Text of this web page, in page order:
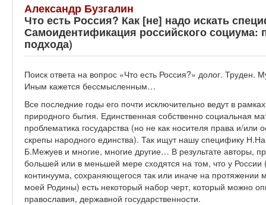
Александр Бузгалин
Что есть Россия? Как [не] надо искать
Самоидентификация российского социума:
подхода)
Поиск ответа на вопрос «Что есть Россия?» долог. Труден.
Иным кажется бессмысленным…
Все последние годы его почти исключительно ведут в
природного бытия. Единственная собственно социальная
проблематика государства (но не как носителя права и/или
скрепы народного единства). Так ищут нашу специфику
Б.Межуев и многие, многие другие… В результате авторы,
большей или в меньшей мере сходятся на том, что у России
континуума, сохраняющегося так или иначе на протяжении
моей Родины) есть некоторый набор черт, который можно
православия, державной государственности.